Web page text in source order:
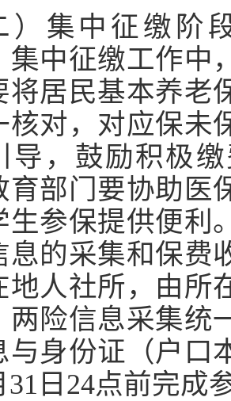
）集中征缴阶
集中征缴工作中
将居民基本养老
核对，对应保未
导，鼓励积极
育部门要协助医
生参保提供便利
息的采集和保费
地人社所，由所
两险信息采集统
与身份证（户口
31日24点前完成